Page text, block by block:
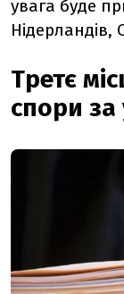
увага буде
Нідерландів,
Третє
спори за